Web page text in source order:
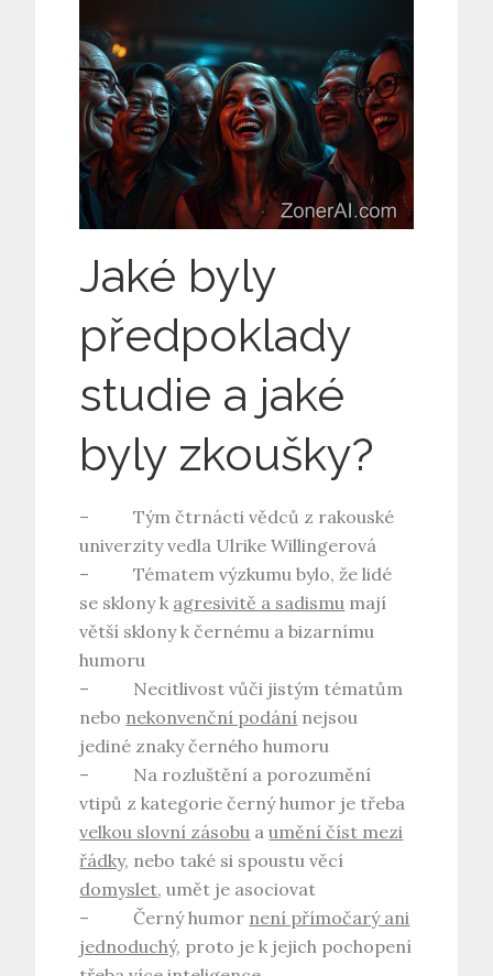
Jaké byly
předpoklady
studie a jaké
byly zkoušky?
– Tým čtrnácti vědců z rakouské
univerzity vedla Ulrike Willingerová
– Tématem výzkumu bylo, že lidé
se sklony k agresivitě a sadismu mají
větší sklony k černému a bizarnímu
humoru
– Necitlivost vůči jistým tématům
nebo nekonvenční podání nejsou
jediné znaky černého humoru
– Na rozluštění a porozumění
vtipů z kategorie černý humor je třeba
velkou slovní zásobu aumění číst mezi
řádky, nebo také si spoustu věcí
domyslet, umět je asociovat
– Černý humor není přímočarý ani
jednoduchý, proto je k jejich pochopení